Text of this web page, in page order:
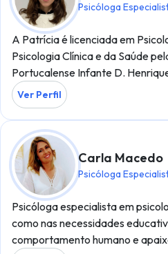
Psicóloga
A Patrícia é licenciada em
Psicologia Clínica e da Saúde
Portucalense Infante D.
Ver Perfil
Carla Macedo
Psicóloga
Psicóloga especialista em
como nas necessidades
comportamento humano e